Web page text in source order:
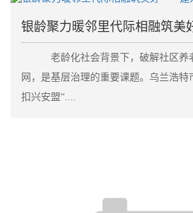
老龄化社会背景下，破解社区养
网，是基层治理的重要课题。乌兰浩特
扣兴安盟“....